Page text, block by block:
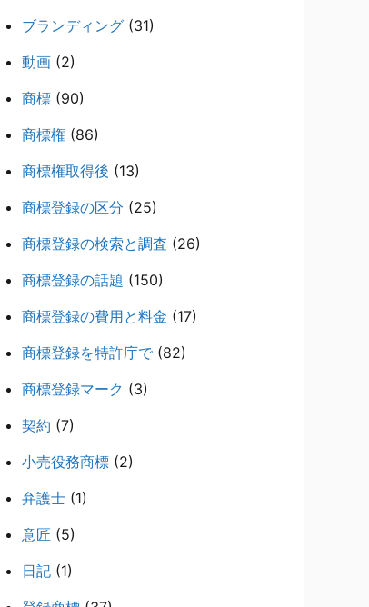
ブランディング (31)
動画 (2)
商標 (90)
商標権 (86)
商標権取得後 (13)
商標登録の区分 (25)
商標登録の検索と調査 (26)
商標登録の話題 (150)
商標登録の費用と料金 (17)
商標登録を特許庁で (82)
商標登録マーク (3)
契約 (7)
小売役務商標 (2)
弁護士 (1)
意匠 (5)
日記 (1)